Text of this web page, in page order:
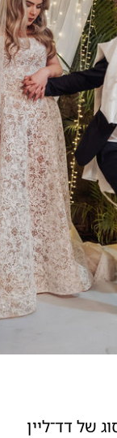
של דד־ליין